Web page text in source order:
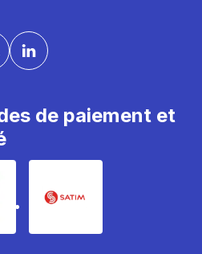
de paiement et